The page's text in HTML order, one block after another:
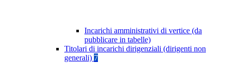
Incarichi amministrativi di vertice (da
pubblicare in tabelle)
Titolari di incarichi dirigenziali (dirigenti non
generali) 7